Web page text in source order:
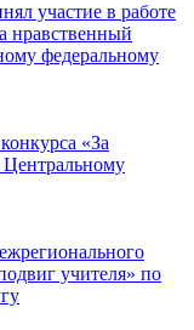
участие в работе
нравственный
федеральному
«За
Центральному
учителя» по